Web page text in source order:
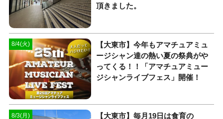
頂きました。
8/4(火)
【大東市】今年もアマチュアミュ
ージシャン達の熱い夏の祭典がや
ってくる！！「アマチュアミュー
ジシャンライブフェス」開催！
8/3(月)
【大東市】毎月19日は食育の